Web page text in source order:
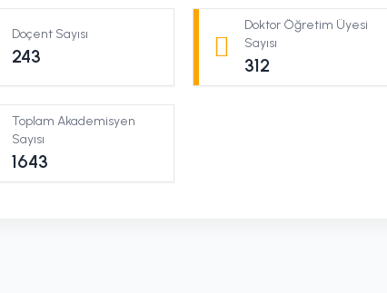
Doçent Sayısı
243
Doktor Öğretim Üyesi
Sayısı
312
Toplam Akademisyen
Sayısı
1643